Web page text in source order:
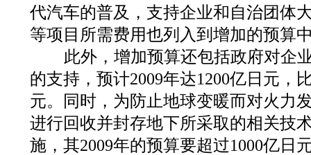
代汽车的普及，支持企业和自治团体
等项目所需费用也列入到增加的预算
此外，增加预算还包括政府对企
的支持，预计2009年达1200亿日元，
元。同时，为防止地球变暖而对火力
进行回收并封存地下所采取的相关技
施，其2009年的预算要超过1000亿日